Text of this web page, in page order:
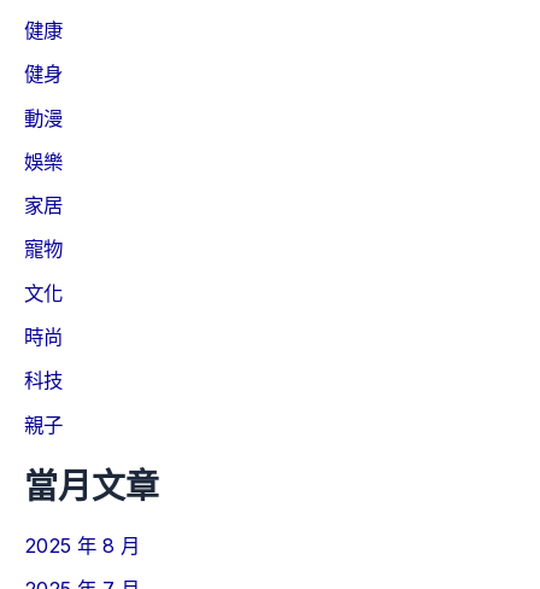
健康
健身
動漫
娛樂
家居
寵物
文化
時尚
科技
親子
當月文章
2025 年 8 月